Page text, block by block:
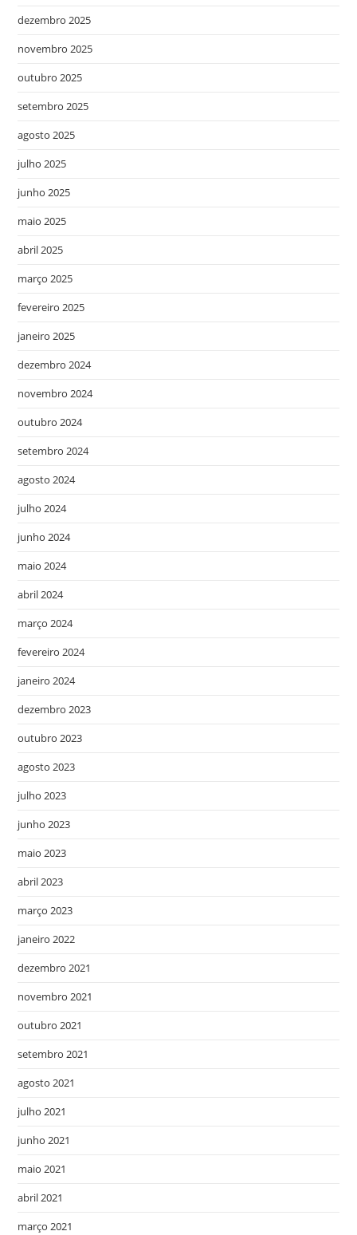
dezembro 2025
novembro 2025
outubro 2025
setembro 2025
agosto 2025
julho 2025
junho 2025
maio 2025
abril 2025
março 2025
fevereiro 2025
janeiro 2025
dezembro 2024
novembro 2024
outubro 2024
setembro 2024
agosto 2024
julho 2024
junho 2024
maio 2024
abril 2024
março 2024
fevereiro 2024
janeiro 2024
dezembro 2023
outubro 2023
agosto 2023
julho 2023
junho 2023
maio 2023
abril 2023
março 2023
janeiro 2022
dezembro 2021
novembro 2021
outubro 2021
setembro 2021
agosto 2021
julho 2021
junho 2021
maio 2021
abril 2021
março 2021